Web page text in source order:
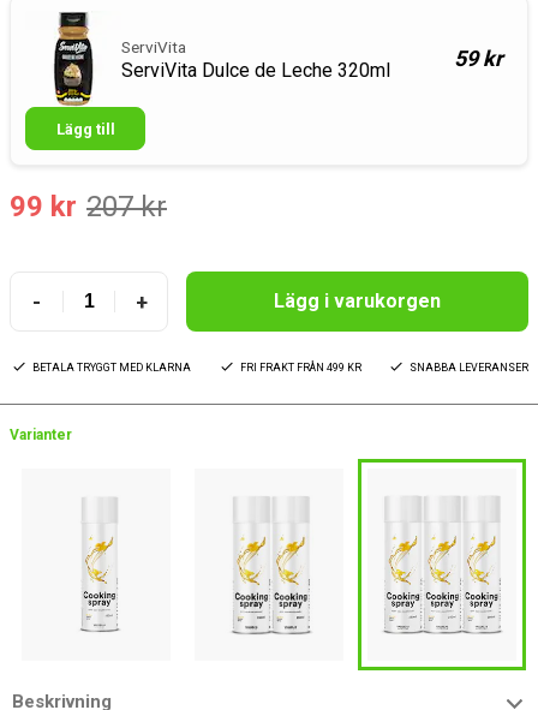
ServiVita
ServiVita Dulce de Leche 320ml 59 kr
Lägg till
99 kr 207 kr
- + Lägg i varukorgen
BETALA TRYGGT MED KLARNA FRI FRAKT FRÅN 499 KR SNABBA LEVERANSER
Varianter
Beskrivning